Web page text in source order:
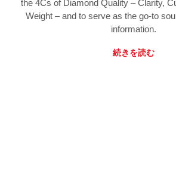
the 4Cs of Diamond Quality – Clarity,
Weight – and to serve as the go-to
information.
続きを読む